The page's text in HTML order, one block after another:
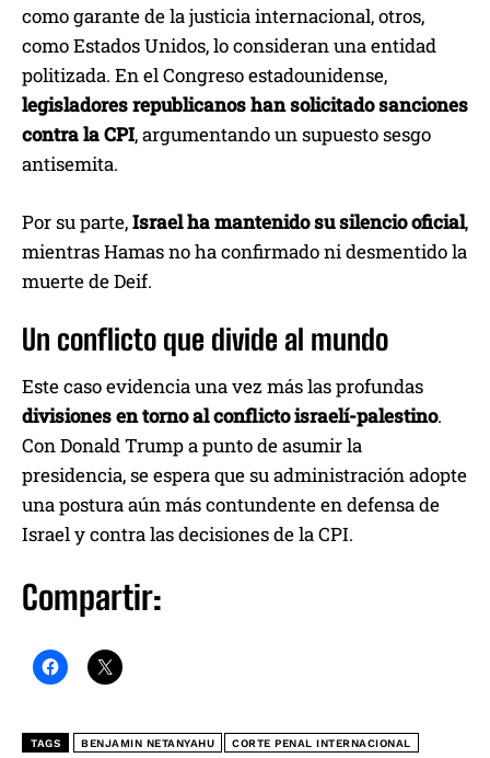
como garante de la justicia internacional, otros,
como Estados Unidos, lo consideran una entidad
politizada. En el Congreso estadounidense,
legisladores republicanos han solicitado sanciones
contra la CPI, argumentando un supuesto sesgo
antisemita.
Por su parte,Israel ha mantenido su silencio oficial,
mientras Hamas no ha confirmado ni desmentido la
muerte de Deif.
Un conflicto que divide al mundo
Este caso evidencia una vez más las profundas
divisiones en torno al conflicto israelí-palestino.
Con Donald Trump a punto de asumir la
presidencia, se espera que su administración adopte
una postura aún más contundente en defensa de
Israel y contra las decisiones de la CPI.
Compartir:
TAGS BENJAMIN NETANYAHU CORTE PENAL INTERNACIONAL